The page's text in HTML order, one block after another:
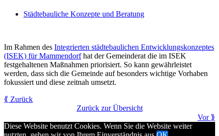
Städtebauliche Konzepte und Beratung
Im Rahmen des Integrierten städtebaulichen Entwicklungskonzeptes
(ISEK) für Mammendorfhat der Gemeinderat die im ISEK
festgehaltenen Maßnahmen priorisiert. So kann gewährleistet
werden, dass sich die Gemeinde auf besonders wichtige Vorhaben
fokussiert und diese zeitnah umsetzt.
⟪ Zurück
Zurück zur Übersicht
Vor ⟫
Diese Website benutzt Cookies. Wenn Sie die Website weiter